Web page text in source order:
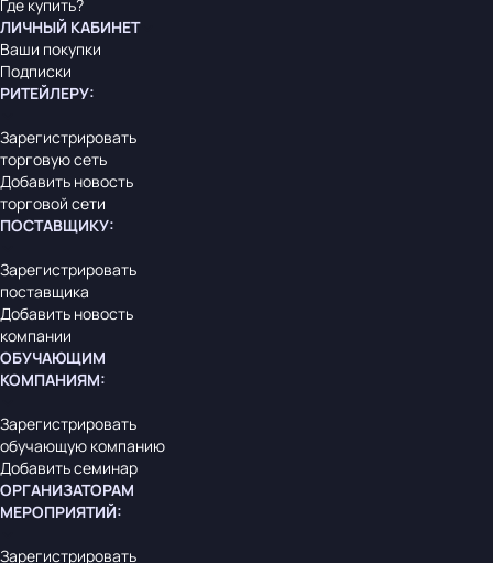
Где купить?
ЛИЧНЫЙ КАБИНЕТ
Ваши покупки
Подписки
РИТЕЙЛЕРУ:
Зарегистрировать
торговую сеть
Добавить новость
торговой сети
ПОСТАВЩИКУ:
Зарегистрировать
поставщика
Добавить новость
компании
ОБУЧАЮЩИМ
КОМПАНИЯМ:
Зарегистрировать
обучающую компанию
Добавить семинар
ОРГАНИЗАТОРАМ
МЕРОПРИЯТИЙ:
Зарегистрировать